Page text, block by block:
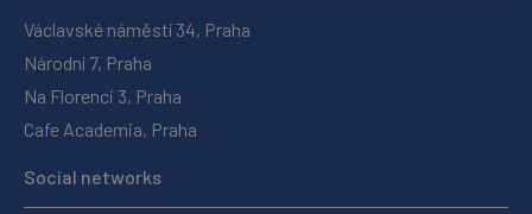
Václavské náměstí 34, Praha
Národní 7, Praha
Na Florenci 3, Praha
Cafe Academia, Praha
Social networks